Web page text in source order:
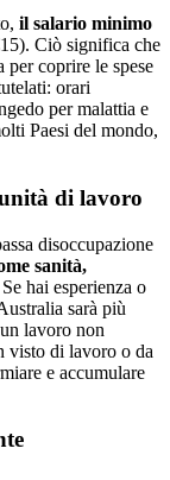
il salario minimo
Ciò significa che
per coprire le spese
orari
per malattia e
Paesi del mondo,
di lavoro
disoccupazione
sanità,
hai esperienza o
sarà più
lavoro non
visto di lavoro o da
e accumulare